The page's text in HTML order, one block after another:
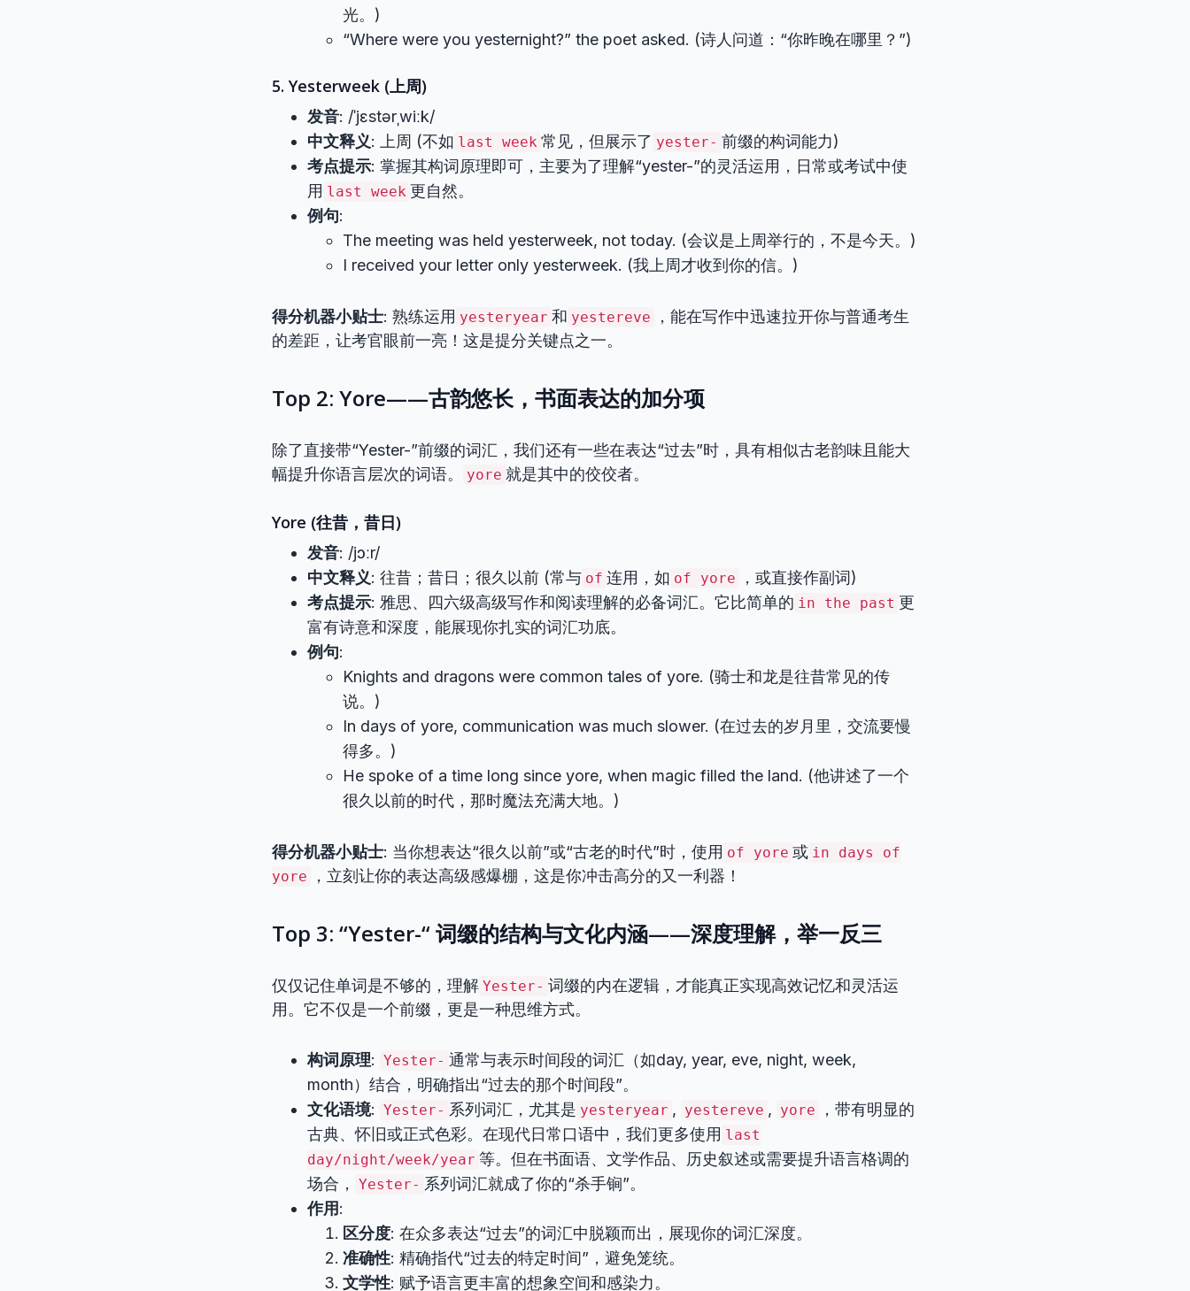
光。)
“Where were you yesternight?” the poet asked. (诗人问道：“你昨晚在哪里？”)
5. Yesterweek (上周)
发音: /ˈjɛstərˌwiːk/
中文释义: 上周 (不如 last week 常见，但展示了 yester- 前缀的构词能力)
考点提示: 掌握其构词原理即可，主要为了理解“yester-”的灵活运用，日常或考试中使
用 last week 更自然。
例句:
The meeting was held yesterweek, not today. (会议是上周举行的，不是今天。)
I received your letter only yesterweek. (我上周才收到你的信。)
得分机器小贴士: 熟练运用 yesteryear 和 yestereve
，能在写作中迅速拉开你与普通考生
的差距，让考官眼前一亮！这是提分关键点之一。
Top 2: Yore——古韵悠长，书面表达的加分项
除了直接带“Yester-”前缀的词汇，我们还有一些在表达“过去”时，具有相似古老韵味且能大
幅提升你语言层次的词语。
yore 就是其中的佼佼者。
Yore (往昔，昔日)
发音: /jɔːr/
中文释义: 往昔；昔日；很久以前 (常与 of 连用，如 of yore
，或直接作副词)
考点提示: 雅思、四六级高级写作和阅读理解的必备词汇。它比简单的 in the past 更
富有诗意和深度，能展现你扎实的词汇功底。
例句:
Knights and dragons were common tales of yore. (骑士和龙是往昔常见的传
说。)
In days of yore, communication was much slower. (在过去的岁月里，交流要慢
得多。)
He spoke of a time long since yore, when magic filled the land. (他讲述了一个
很久以前的时代，那时魔法充满大地。)
得分机器小贴士: 当你想表达“很久以前”或“古老的时代”时，使用 of yore 或 in days of
yore
，立刻让你的表达高级感爆棚，这是你冲击高分的又一利器！
Top 3: “Yester-“ 词缀的结构与文化内涵——深度理解，举一反三
仅仅记住单词是不够的，理解 Yester- 词缀的内在逻辑，才能真正实现高效记忆和灵活运
用。它不仅是一个前缀，更是一种思维方式。
构词原理: Yester- 通常与表示时间段的词汇（如day, year, eve, night, week,
month）结合，明确指出“过去的那个时间段”。
文化语境: Yester- 系列词汇，尤其是 yesteryear , yestereve , yore
，带有明显的
古典、怀旧或正式色彩。在现代日常口语中，我们更多使用 last
day/night/week/year 等。但在书面语、文学作品、历史叙述或需要提升语言格调的
场合， Yester- 系列词汇就成了你的“杀手锏”。
作用:
区分度: 在众多表达“过去”的词汇中脱颖而出，展现你的词汇深度。
准确性: 精确指代“过去的特定时间”，避免笼统。
文学性: 赋予语言更丰富的想象空间和感染力。